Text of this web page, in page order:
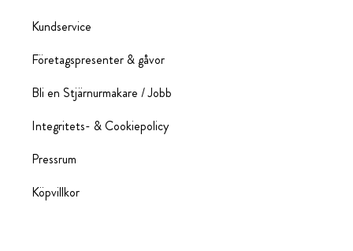
Kundservice
Företagspresenter & gåvor
Bli en Stjärnurmakare / Jobb
Integritets- & Cookiepolicy
Pressrum
Köpvillkor